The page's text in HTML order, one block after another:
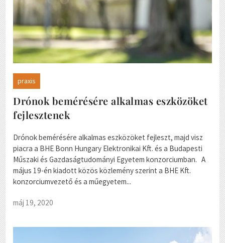
praxis
Drónok bemérésére alkalmas eszközöket
fejlesztenek
Drónok bemérésére alkalmas eszközöket fejleszt, majd visz
piacra a BHE Bonn Hungary Elektronikai Kft. és a Budapesti
Műszaki és Gazdaságtudományi Egyetem konzorciumban. A
május 19-én kiadott közös közlemény szerint a BHE Kft.
konzorciumvezető és a műegyetem...
máj 19, 2020